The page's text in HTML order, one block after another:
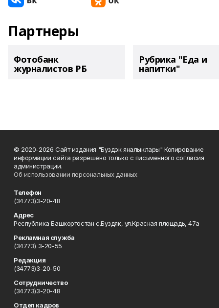
Партнеры
Фотобанк
журналистов РБ
Рубрика "Еда и
напитки"
© 2020-2026 Сайт издания "Буздэк яналыклары" Копирование
информации сайта разрешено только с письменного согласия
администрации.
Об использовании персональных данных
Телефон
(34773)3-20-48
Адрес
Республика Башкортостан с.Буздяк, ул.Красная площадь, 47а
Рекламная служба
(34773) 3-20-55
Редакция
(34773)3-20-50
Сотрудничество
(34773)3-20-48
Отдел кадров